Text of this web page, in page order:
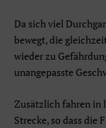
Da sich viel
bewegt, die
wieder zu
unangepasste
Zusätzlich fahren in
Strecke, so dass die